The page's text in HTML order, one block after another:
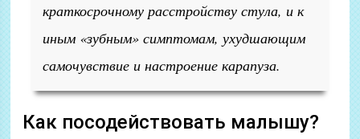
краткосрочному расстройству стула, и к
иным «зубным» симптомам, ухудшающим
самочувствие и настроение карапуза.
Как посодействовать малышу?